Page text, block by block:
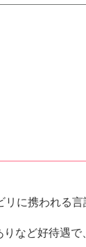
に携われる
など好待遇で